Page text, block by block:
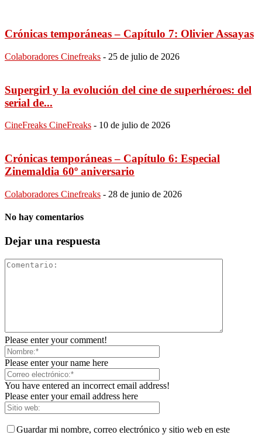
Crónicas temporáneas – Capítulo 7: Olivier Assayas
Colaboradores Cinefreaks - 25 de julio de 2026
Supergirl y la evolución del cine de superhéroes: del
serial de...
CineFreaks CineFreaks - 10 de julio de 2026
Crónicas temporáneas – Capítulo 6: Especial
Zinemaldia 60º aniversario
Colaboradores Cinefreaks - 28 de junio de 2026
No hay comentarios
Dejar una respuesta
Please enter your comment!
Please enter your name here
You have entered an incorrect email address!
Please enter your email address here
Guardar mi nombre, correo electrónico y sitio web en este